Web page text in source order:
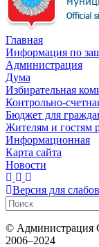
Главная
Информация по
Администрация
Дума
Избирательная
Контрольно-
Бюджет для
Жителям и гостям
Информационная
Карта сайта
Новости
Версия для
© Администрация
2006–2024